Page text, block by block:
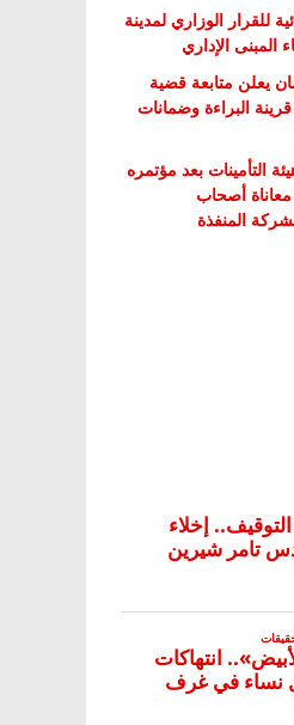
للقرار الوزاري لمدينة
المبنى الإداري
يعلن متابعة قضية
البراءة وضمانات
التأمينات بعد مؤتمره
معاناة أصحاب
المنفذة